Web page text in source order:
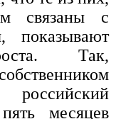
связаны с
показывают
Так,
месяцев